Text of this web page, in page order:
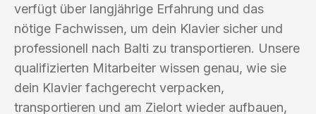
verfügt über langjährige Erfahrung und das
nötige Fachwissen, um dein Klavier sicher und
professionell nach Balti zu transportieren. Unsere
qualifizierten Mitarbeiter wissen genau, wie sie
dein Klavier fachgerecht verpacken,
transportieren und am Zielort wieder aufbauen,